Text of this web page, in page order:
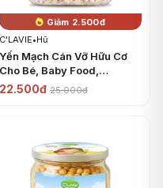
Giảm 2.500đ
C'LAVIE•Hũ
Yến Mạch Cán Vỡ Hữu Cơ
Cho Bé, Baby Food,
Organic Oat Flakes, 6+
22.500đ 25.000đ